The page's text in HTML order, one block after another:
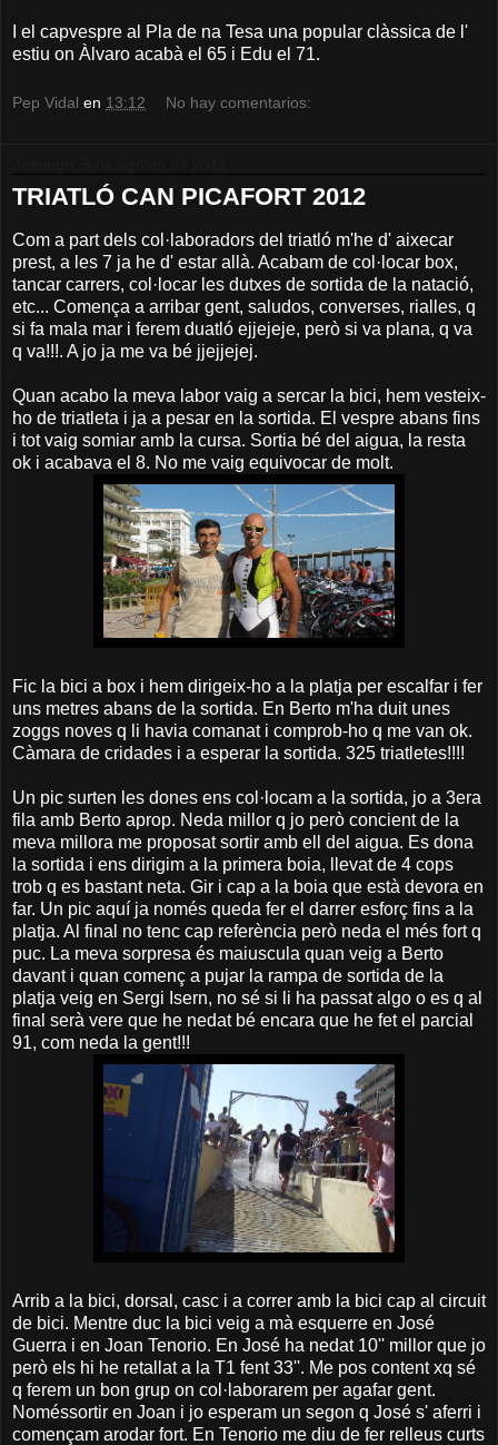
I el capvespre al Pla de na Tesa una popular clàssica de l'
estiu on Àlvaro acabà el 65 i Edu el 71.
Pep Vidal en 13:12 No hay comentarios:
TRIATLÓ CAN PICAFORT 2012
Com a part dels col·laboradors del triatló m'he d' aixecar
prest, a les 7 ja he d' estar allà. Acabam de col·locar box,
tancar carrers, col·locar les dutxes de sortida de la natació,
etc... Comença a arribar gent, saludos, converses, rialles, q
si fa mala mar i ferem duatló ejjejeje, però si va plana, q va
q va!!!. A jo ja me va bé jjejjejej.
Quan acabo la meva labor vaig a sercar la bici, hem vesteix-
ho de triatleta i ja a pesar en la sortida. El vespre abans fins
i tot vaig somiar amb la cursa. Sortia bé del aigua, la resta
ok i acabava el 8. No me vaig equivocar de molt.
Fic la bici a box i hem dirigeix-ho a la platja per escalfar i fer
uns metres abans de la sortida. En Berto m'ha duit unes
zoggs noves q li havia comanat i comprob-ho q me van ok.
Càmara de cridades i a esperar la sortida. 325 triatletes!!!!
Un pic surten les dones ens col·locam a la sortida, jo a 3era
fila amb Berto aprop. Neda millor q jo però concient de la
meva millora me proposat sortir amb ell del aigua. Es dona
la sortida i ens dirigim a la primera boia, llevat de 4 cops
trob q es bastant neta. Gir i cap a la boia que està devora en
far. Un pic aquí ja només queda fer el darrer esforç fins a la
platja. Al final no tenc cap referència però neda el més fort q
puc. La meva sorpresa és maiuscula quan veig a Berto
davant i quan començ a pujar la rampa de sortida de la
platja veig en Sergi Isern, no sé si li ha passat algo o es q al
final serà vere que he nedat bé encara que he fet el parcial
91, com neda la gent!!!
Arrib a la bici, dorsal, casc i a correr amb la bici cap al circuit
de bici. Mentre duc la bici veig a mà esquerre en José
Guerra i en Joan Tenorio. En José ha nedat 10'' millor que jo
però els hi he retallat a la T1 fent 33''. Me pos content xq sé
q ferem un bon grup on col·laborarem per agafar gent.
Noméssortir en Joan i jo esperam un segon q José s' aferri i
començam arodar fort. En Tenorio me diu de fer relleus curts